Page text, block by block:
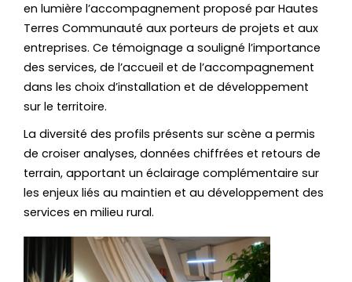
en lumière l’accompagnement proposé par Hautes
Terres Communauté aux porteurs de projets et aux
entreprises. Ce témoignage a souligné l’importance
des services, de l’accueil et de l’accompagnement
dans les choix d’installation et de développement
sur le territoire.
La diversité des profils présents sur scène a permis
de croiser analyses, données chiffrées et retours de
terrain, apportant un éclairage complémentaire sur
les enjeux liés au maintien et au développement des
services en milieu rural.